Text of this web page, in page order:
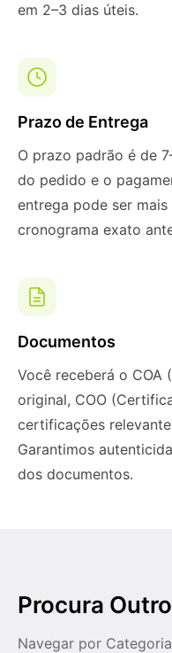
em 2–3 dias úteis.
Prazo de Entrega
O prazo padrão é de
do pedido e o
entrega pode ser
cronograma exato
Documentos
Você receberá o COA
original, COO
certificações
Garantimos
dos documentos.
Procura
Navegar por